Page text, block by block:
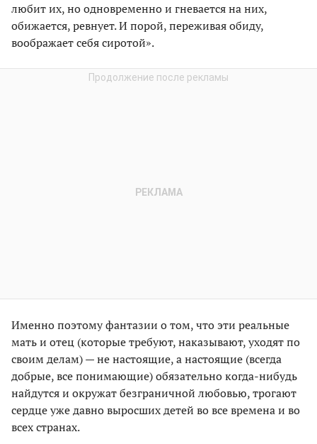
любит их, но одновременно и гневается на них,
обижается, ревнует. И порой, переживая обиду,
воображает себя сиротой».
Именно поэтому фантазии о том, что эти реальные
мать и отец (которые требуют, наказывают, уходят по
своим делам) — не настоящие, а настоящие (всегда
добрые, все понимающие) обязательно когда-нибудь
найдутся и окружат безграничной любовью, трогают
сердце уже давно выросших детей во все времена и во
всех странах.